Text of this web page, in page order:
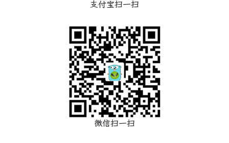
支付宝扫一扫
微信扫一扫